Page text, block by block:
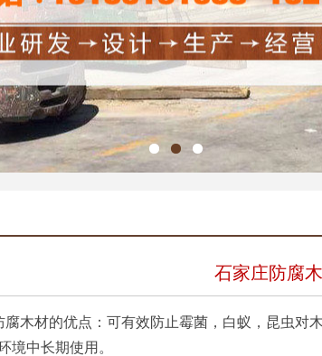
石家庄防腐
材的优点：可有效防止霉菌，白蚁，昆虫对木
境中长期使用。